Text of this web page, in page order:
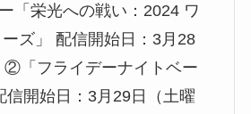
「栄光への戦い：2024 ワ
ズ」 配信開始日：3月28
②「フライデーナイトベー
信開始日：3月29日（土曜